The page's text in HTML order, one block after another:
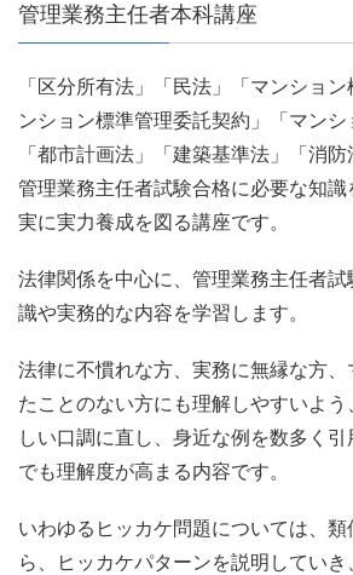
管理業務主任者本科講座
「区分所有法」「民法」「マンショ
ンション標準管理委託契約」「マンシ
「都市計画法」「建築基準法」「消
管理業務主任者試験合格に必要な知
実に実力養成を図る講座です。
法律関係を中心に、管理業務主任者
識や実務的な内容を学習します。
法律に不慣れな方、実務に無縁な方、
たことのない方にも理解しやすいよう
しい口調に直し、身近な例を数多く
でも理解度が高まる内容です。
いわゆるヒッカケ問題については、
ら、ヒッカケパターンを説明していき